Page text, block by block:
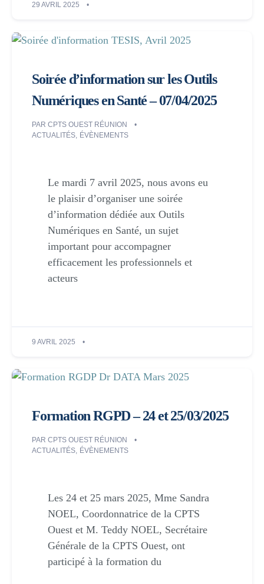
29 AVRIL 2025
Soirée d’information sur les Outils
Numériques en Santé – 07/04/2025
PAR CPTS OUEST RÉUNION
ACTUALITÉS ÉVÈNEMENTS
Le mardi 7 avril 2025, nous avons eu
le plaisir d’organiser une soirée
d’information dédiée aux Outils
Numériques en Santé, un sujet
important pour accompagner
efficacement les professionnels et
acteurs
9 AVRIL 2025
Formation RGPD – 24 et 25/03/2025
PAR CPTS OUEST RÉUNION
ACTUALITÉS, ÉVÈNEMENTS
Les 24 et 25 mars 2025, Mme Sandra
NOEL, Coordonnatrice de la CPTS
Ouest et M. Teddy NOEL, Secrétaire
Générale de la CPTS Ouest, ont
participé à la formation du